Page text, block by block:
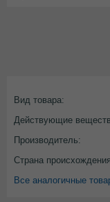
Вид товара:
Действующие
Производитель:
Страна
Все аналогичные